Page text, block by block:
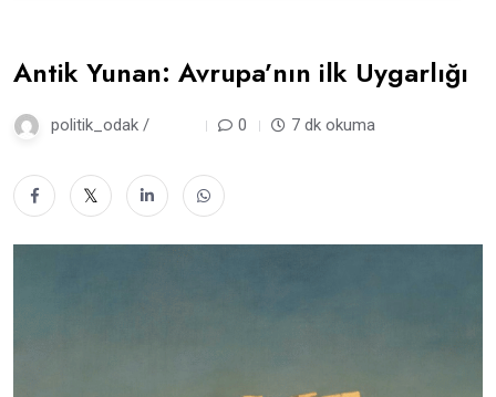
Antik Yunan: Avrupa’nın ilk Uygarlığı
politik_odak / 0 7 dk okuma